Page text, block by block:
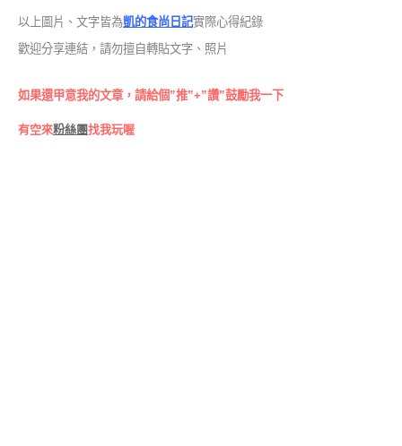
以上圖片、文字皆為凱的食尚日記實際心得紀錄
歡迎分享連結，請勿擅自轉貼文字、照片
如果還甲意我的文章，請給個”推”+”讚”鼓勵我一下
有空來粉絲團找我玩喔